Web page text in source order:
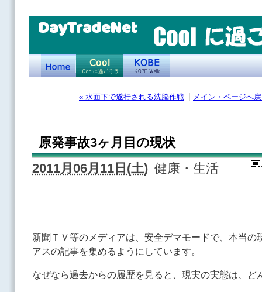
DayTradeNet
« 水面下で遂行される洗脳作戦 メイン・ページへ
原発事故3ヶ月目の現状
2011月06月11日(土) 健康・生活
新聞ＴＶ等のメディアは、安全デマモードで、本当
アスの記事を集めるようにしています。
なぜなら過去からの履歴を見ると、現実の実態は、ど